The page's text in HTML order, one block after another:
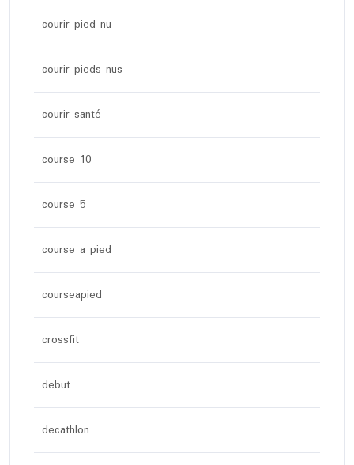
courir pied nu
courir pieds nus
courir santé
course 10
course 5
course a pied
courseapied
crossfit
debut
decathlon